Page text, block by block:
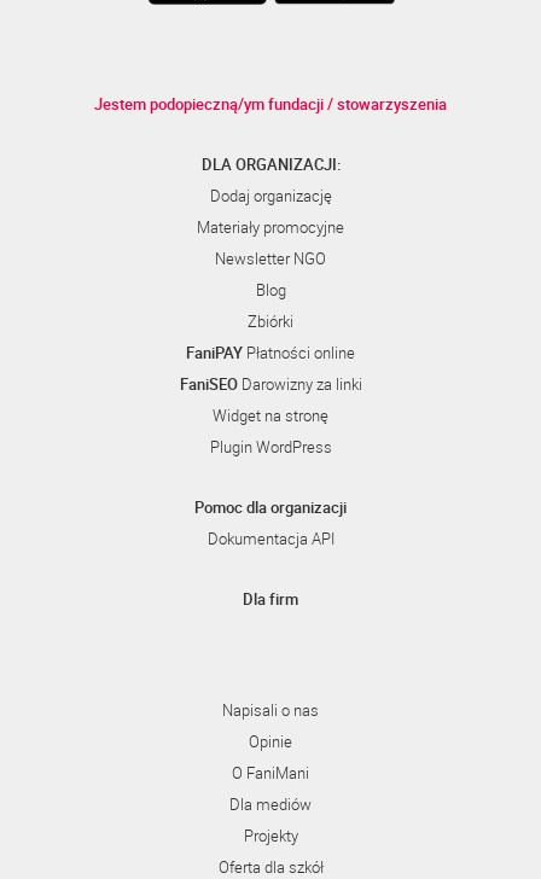
Jestem podopieczną/ym fundacji / stowarzyszenia
DLA ORGANIZACJI:
Dodaj organizację
Materiały promocyjne
Newsletter NGO
Blog
Zbiórki
FaniPAY Płatności online
FaniSEODarowizny za linki
Widget na stronę
Plugin WordPress
Pomoc dla organizacji
Dokumentacja API
Dla firm
Napisali o nas
Opinie
O FaniMani
Dla mediów
Projekty
Oferta dla szkół